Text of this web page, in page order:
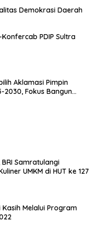
Demokrasi Daerah
PDIP Sultra
Aklamasi Pimpin
2030, Fokus Bangun
Samratulangi
UMKM di HUT ke 127
Melalui Program